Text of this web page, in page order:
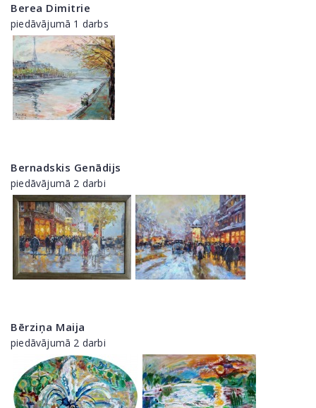
Berea Dimitrie
piedāvājumā 1 darbs
Bernadskis Genādijs
piedāvājumā 2 darbi
Bērziņa Maija
piedāvājumā 2 darbi